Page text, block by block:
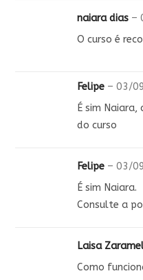
naiara dias –
O curso é
Felipe – 03/
É sim
do curso
Felipe – 03/
É sim Naiara.
Consulte a
Laisa
Como